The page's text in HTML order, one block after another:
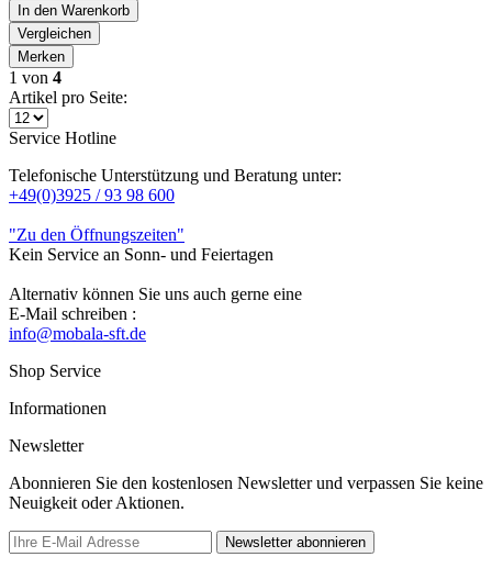
In den Warenkorb
Vergleichen
Merken
1 von 4
Artikel pro Seite:
Service Hotline
Telefonische Unterstützung und Beratung unter:
+49(0)3925 / 93 98 600
"Zu den Öffnungszeiten"
Kein Service an Sonn- und Feiertagen
Alternativ können Sie uns auch gerne eine
E-Mail schreiben :
info@mobala-sft.de
Shop Service
Informationen
Newsletter
Abonnieren Sie den kostenlosen Newsletter und verpassen Sie keine
Neuigkeit oder Aktionen.
Newsletter abonnieren